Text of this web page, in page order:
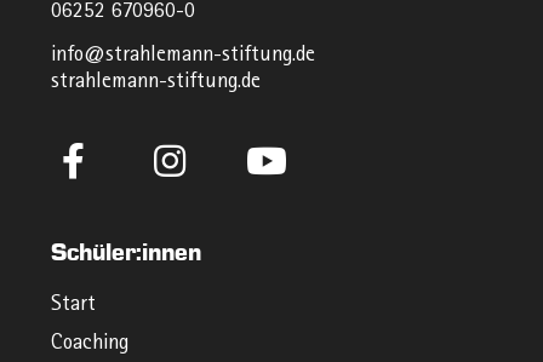
06252 670960-0
info@strahlemann-stiftung.de
strahlemann-stiftung.de
Schüler:innen
Start
Coaching